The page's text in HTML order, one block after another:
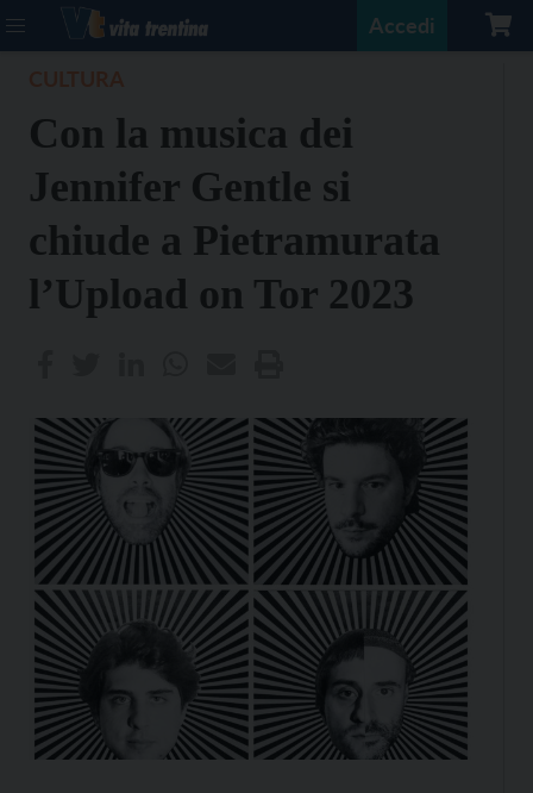
Accedi
Con la musica dei
Jennifer Gentle si
chiude a Pietramurata
l’Upload on Tor 2023